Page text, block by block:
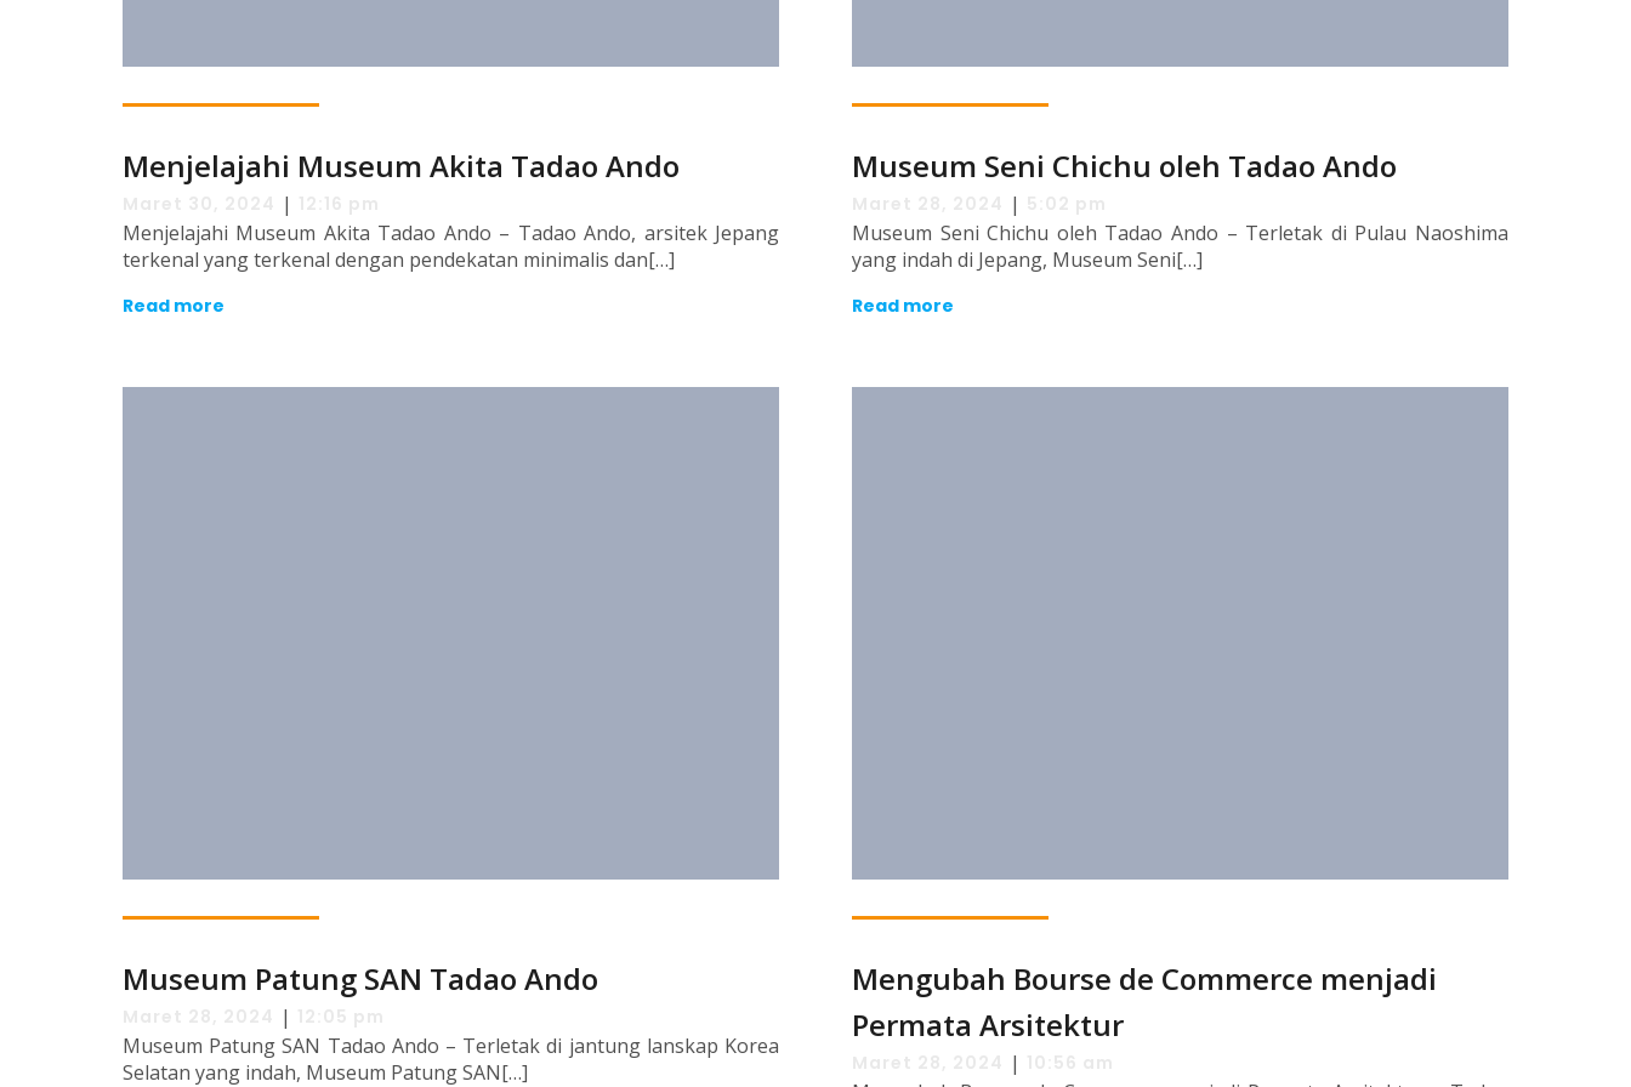
Menjelajahi Museum Akita Tadao Ando
|
Menjelajahi Museum Akita Tadao Ando – Tadao Ando, arsitek Jepang
terkenal yang terkenal dengan pendekatan minimalis dan[…]
Read more
Museum Seni Chichu oleh Tadao Ando
|
Museum Seni Chichu oleh Tadao Ando – Terletak di Pulau Naoshima
yang indah di Jepang, Museum Seni[…]
Read more
Museum Patung SAN Tadao Ando
|
Museum Patung SAN Tadao Ando – Terletak di jantung lanskap Korea
Selatan yang indah, Museum Patung SAN[…]
Mengubah Bourse de Commerce menjadi
Permata Arsitektur
|